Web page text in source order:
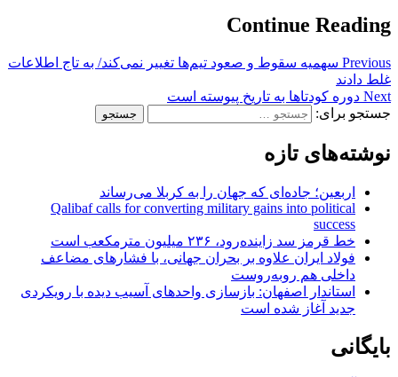
Continue Reading
Previous سهمیه سقوط و صعود تیم‌ها تغییر نمی‌کند/ به تاج اطلاعات
غلط دادند
Next دوره كودتاها به تاریخ پیوسته است
جستجو برای:
نوشته‌های تازه
اربعین؛ جاده‌ای که جهان را به کربلا می‌رساند
Qalibaf calls for converting military gains into political
success
خط قرمز سد زاینده‌رود، ۲۳۶ میلیون مترمکعب است
فولاد ایران علاوه بر بحران جهانی، با فشارهای مضاعف
داخلی هم روبه‌روست
استاندار اصفهان: بازسازی واحدهای آسیب دیده با رویکردی
جدید آغاز شده است
بایگانی